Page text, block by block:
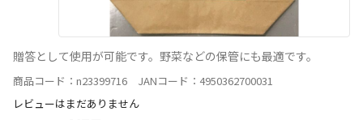
贈答として使用が可能です。野菜などの保管にも最適です。
商品コード：n23399716 JANコード：4950362700031
レビューはまだありません